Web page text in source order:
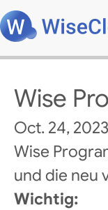
Wise
Oct. 24, 2023
Wise
und die neu
Wichtig: